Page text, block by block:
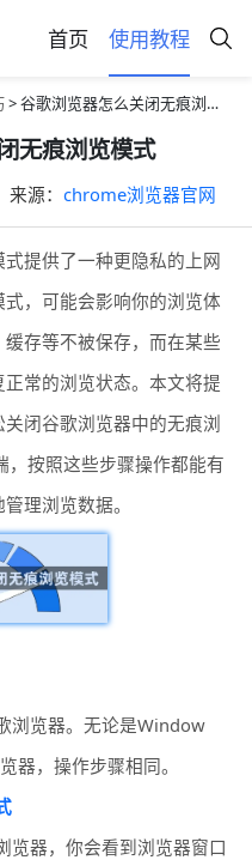
首页 使用教程
> 谷歌浏览器怎么关闭无痕浏览模式
无痕浏览模式
来源： chrome浏览器官网
提供了一种更隐私的上网
，可能会影响你的浏览体
存等不被保存，而在某些
常的浏览状态。本文将提
闭谷歌浏览器中的无痕浏
，按照这些步骤操作都能有
理浏览数据。
浏览器。无论是Window
器，操作步骤相同。
览器，你会看到浏览器窗口